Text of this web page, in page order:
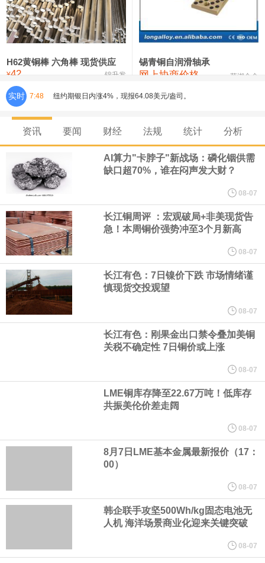
铸造铝合金锭(ZLD104) 24,300—24,500 24,400
压铸锌合金锭 26,500—26,700
氯化镍 38,300—40,300 39,300 0
H62黄铜棒 六角棒 现货供应
¥42 锦升发
锡青铜自润滑轴承
网上协商价格 芜湖合金
实时 7:48 纽约期银日内涨4%，现报64.08美元/盎司。
宇树科技董事长、总经理兼首席技术官王兴兴在网上路演时表示，
经过多年研发创新和技术积累，公司逐步形成了包括一体化关节集
成技术、高紧凑度机器人身体集成技术、机器人激光雷达全自研核
心技术等多项已商业化应用的核心技术并已应用于公司的高性能通
用人形机器人、四足机器人等产品。
美国总统特朗普6日否认他对国防部长赫格塞思不满，称对赫格塞思
所做的工作“非常满意”。特朗普在社交媒体上发帖称，一些媒体有关
他与赫格塞思就弹药短缺问题发生冲突的报道是“完全没有根据的谣
纽约期银突破64美元/盎司，日内涨3.91%。
据报道，威刚近日在法说会上表示，在需求增加、价格走高及货源
稳定的三大有利因素带动下，预期第3季度营运将优于第2季度，并
美国国会预算办公室（CBO）于当地时间5日发布报告称，美国海军
计划建造的15艘核动力“特朗普级”（Trump-class）战列舰，从研发
资讯 要闻 财经 法规 统计 分析
AI算力"卡脖子"新战场：磷化铟供需
缺口超70%，谁在闷声发大财？
08-07
长江铜周评 ：宏观破局+非美现货告
急！本周铜价强势冲至3个月新高
08-07
长江有色：7日镍价下跌 市场情绪谨
慎现货交投观望
08-07
长江有色：刚果金出口禁令叠加美铜
关税不确定性 7日铜价或上涨
08-07
LME铜库存降至22.67万吨！低库存
共振美伦价差走阔
08-07
8月7日LME基本金属最新报价（17：
00）
08-07
韩企联手攻坚500Wh/kg固态电池无
人机 海洋场景商业化迎来关键突破
08-07